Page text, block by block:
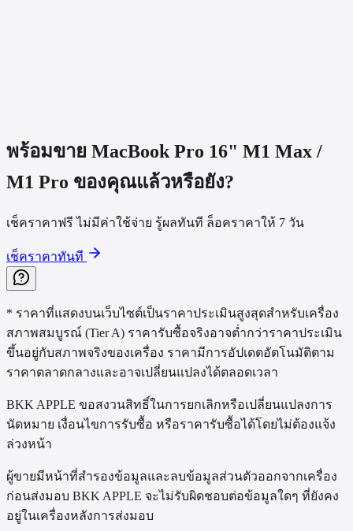
พร้อมขาย MacBook Pro 16" M1 Max /
M1 Pro ของคุณแล้วหรือยัง?
เช็คราคาฟรี ไม่มีค่าใช้จ่าย รู้ผลทันที ล็อคราคาให้ 7 วัน
เช็คราคาทันที
* ราคาที่แสดงบนเว็บไซต์เป็นราคาประเมินสูงสุดสำหรับเครื่อง
สภาพสมบูรณ์ (Tier A) ราคารับซื้อจริงอาจต่ำกว่าราคาประเมิน
ขึ้นอยู่กับสภาพจริงของเครื่อง ราคามีการอัปเดตอัตโนมัติตาม
ราคาตลาดกลางและอาจเปลี่ยนแปลงได้ตลอดเวลา
BKK APPLE ขอสงวนสิทธิ์ในการยกเลิกหรือเปลี่ยนแปลงการ
นัดหมาย เงื่อนไขการรับซื้อ หรือราคารับซื้อได้โดยไม่ต้องแจ้ง
ล่วงหน้า
ผู้ขายมีหน้าที่สำรองข้อมูลและลบข้อมูลส่วนตัวออกจากเครื่อง
ก่อนส่งมอบ BKK APPLE จะไม่รับผิดชอบต่อข้อมูลใดๆ ที่ยังคง
อยู่ในเครื่องหลังการส่งมอบ